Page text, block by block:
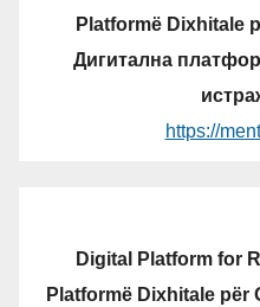
Platformë Dixhitale
Дигитална
https://
Digital Platform for
Platformë Dixhitale për